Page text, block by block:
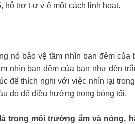
hỗ trợ t-ự v-ệ một cách linh hoạt.
bảo vệ tầm nhìn ban đêm của
nhìn ban đêm của bạn như đèn
để thích nghi với việc nhìn lại
đỏ để điều hướng trong bóng tối.
trong môi trường ẩm và nóng,